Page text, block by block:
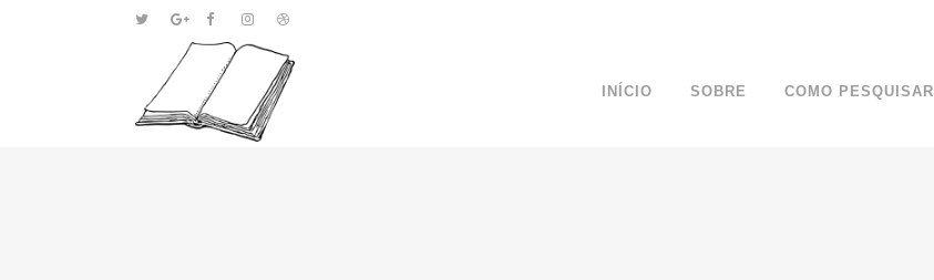
INÍCIO SOBRE COMO PESQUISAR